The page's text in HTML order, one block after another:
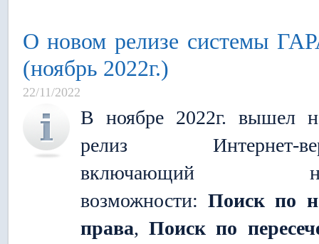
О новом релизе системы
(ноябрь 2022г.)
22/11/2022
В ноябре 2022г. вышел
релиз Интернет-
включающий
возможности:Поиск по
права,Поиск по